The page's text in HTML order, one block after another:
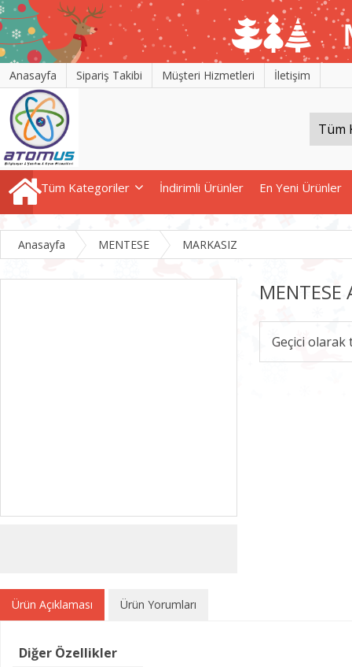
Anasayfa Sipariş Takibi Müşteri Hizmetleri İletişim
Tüm Kategoriler İndirimli Ürünler En Yeni Ürünler
Anasayfa MENTESE MARKASIZ
MENTESE
Geçici
Ürün Açıklaması Ürün Yorumları
Diğer Özellikler